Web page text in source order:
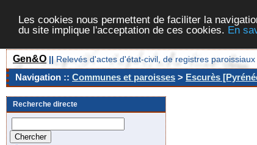
Les cookies nous permettent de faciliter la
du site implique l'acceptation de ces cookies. En
Gen&O || Relevés d'actes d'état-civil, de registres
Navigation :: Communes et paroisses > Escurès
Recherche directe